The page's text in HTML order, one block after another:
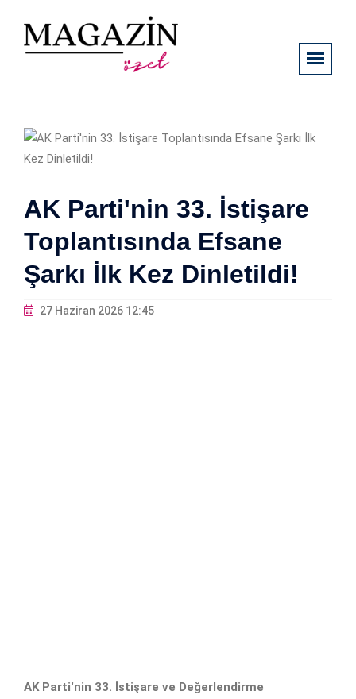
AK Parti'nin 33. İstişare
Toplantısında Efsane
Şarkı İlk Kez Dinletildi!
27 Haziran 2026 12:45
AK Parti'nin 33. İstişare ve Değerlendirme